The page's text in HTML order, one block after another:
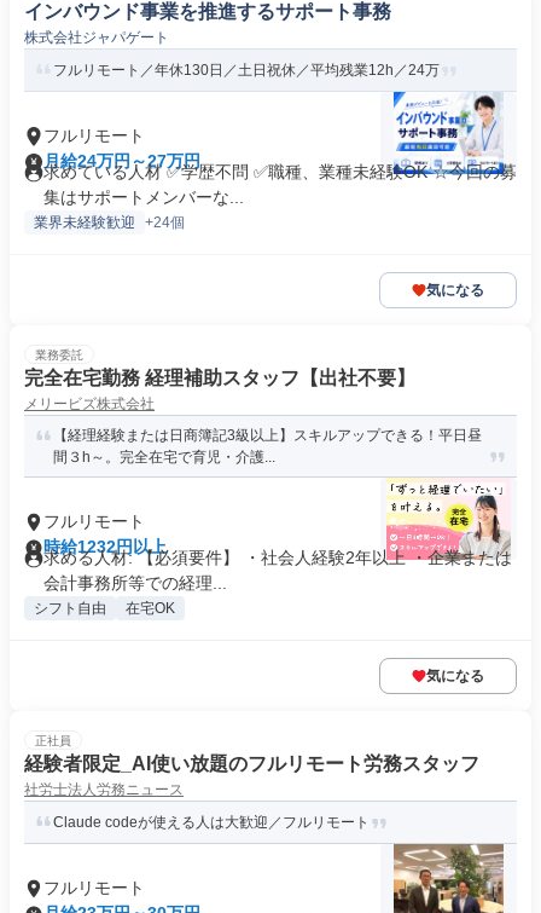
インバウンド事業を推進するサポート事務
株式会社ジャパゲート
フルリモート／年休130日／土日祝休／平均残業12h／24万
フルリモート
月給24万円～27万円
求めている人材 ✅学歴不問 ✅職種、業種未経験OK ☆今回の募
集はサポートメンバーな...
業界未経験歓迎 +24個
気になる
業務委託
完全在宅勤務 経理補助スタッフ【出社不要】
メリービズ株式会社
【経理経験または日商簿記3級以上】スキルアップできる！平日昼
間３h～。完全在宅で育児・介護...
フルリモート
時給1232円以上
求める人材: 【必須要件】 ・社会人経験2年以上 ・企業または
会計事務所等での経理...
シフト自由 在宅OK
気になる
正社員
経験者限定_AI使い放題のフルリモート労務スタッフ
社労士法人労務ニュース
Claude codeが使える人は大歓迎／フルリモート
フルリモート